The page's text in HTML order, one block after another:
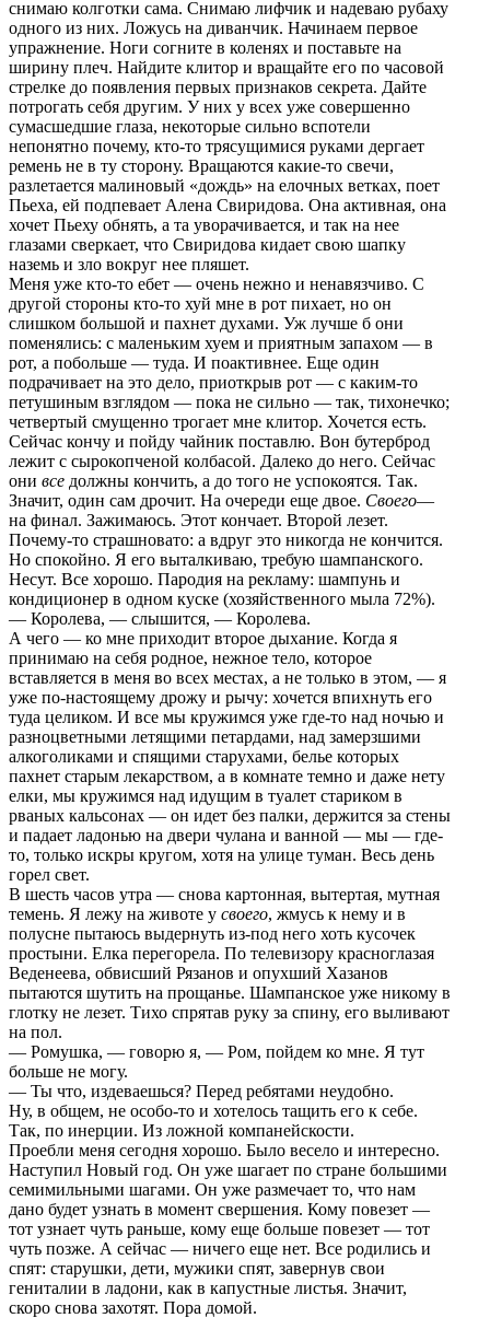
снимаю колготки сама. Снимаю лифчик и надеваю рубаху
одного из них. Ложусь на диванчик. Начинаем первое
упражнение. Ноги согните в коленях и поставьте на
ширину плеч. Найдите клитор и вращайте его по часовой
стрелке до появления первых признаков секрета. Дайте
потрогать себя другим. У них у всех уже совершенно
сумасшедшие глаза, некоторые сильно вспотели
непонятно почему, кто-то трясущимися руками дергает
ремень не в ту сторону. Вращаются какие-то свечи,
разлетается малиновый «дождь» на елочных ветках, поет
Пьеха, ей подпевает Алена Свиридова. Она активная, она
хочет Пьеху обнять, а та уворачивается, и так на нее
глазами сверкает, что Свиридова кидает свою шапку
наземь и зло вокруг нее пляшет.
Меня уже кто-то ебет — очень нежно и ненавязчиво. С
другой стороны кто-то хуй мне в рот пихает, но он
слишком большой и пахнет духами. Уж лучше б они
поменялись: с маленьким хуем и приятным запахом — в
рот, а побольше — туда. И поактивнее. Еще один
подрачивает на это дело, приоткрыв рот — с каким-то
петушиным взглядом — пока не сильно — так, тихонечко;
четвертый смущенно трогает мне клитор. Хочется есть.
Сейчас кончу и пойду чайник поставлю. Вон бутерброд
лежит с сырокопченой колбасой. Далеко до него. Сейчас
они все должны кончить, а до того не успокоятся. Так.
Значит, один сам дрочит. На очереди еще двое. Своего—
на финал. Зажимаюсь. Этот кончает. Второй лезет.
Почему-то страшновато: а вдруг это никогда не кончится.
Но спокойно. Я его выталкиваю, требую шампанского.
Несут. Все хорошо. Пародия на рекламу: шампунь и
кондиционер в одном куске (хозяйственного мыла 72%).
— Королева, — слышится, — Королева.
А чего — ко мне приходит второе дыхание. Когда я
принимаю на себя родное, нежное тело, которое
вставляется в меня во всех местах, а не только в этом, — я
уже по-настоящему дрожу и рычу: хочется впихнуть его
туда целиком. И все мы кружимся уже где-то над ночью и
разноцветными летящими петардами, над замерзшими
алкоголиками и спящими старухами, белье которых
пахнет старым лекарством, а в комнате темно и даже нету
елки, мы кружимся над идущим в туалет стариком в
рваных кальсонах — он идет без палки, держится за стены
и падает ладонью на двери чулана и ванной — мы — где-
то, только искры кругом, хотя на улице туман. Весь день
горел свет.
В шесть часов утра — снова картонная, вытертая, мутная
темень. Я лежу на животе у своего, жмусь к нему и в
полусне пытаюсь выдернуть из-под него хоть кусочек
простыни. Елка перегорела. По телевизору красноглазая
Веденеева, обвисший Рязанов и опухший Хазанов
пытаются шутить на прощанье. Шампанское уже никому в
глотку не лезет. Тихо спрятав руку за спину, его выливают
на пол.
— Ромушка, — говорю я, — Ром, пойдем ко мне. Я тут
больше не могу.
— Ты что, издеваешься? Перед ребятами неудобно.
Ну, в общем, не особо-то и хотелось тащить его к себе.
Так, по инерции. Из ложной компанейскости.
Проебли меня сегодня хорошо. Было весело и интересно.
Наступил Новый год. Он уже шагает по стране большими
семимильными шагами. Он уже размечает то, что нам
дано будет узнать в момент свершения. Кому повезет —
тот узнает чуть раньше, кому еще больше повезет — тот
чуть позже. А сейчас — ничего еще нет. Все родились и
спят: старушки, дети, мужики спят, завернув свои
гениталии в ладони, как в капустные листья. Значит,
скоро снова захотят. Пора домой.